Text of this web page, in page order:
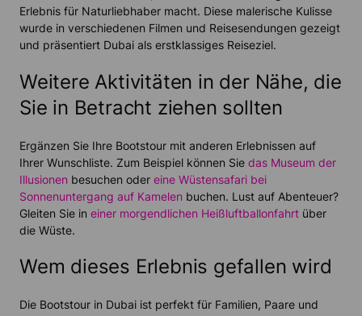
Erlebnis für Naturliebhaber macht. Diese malerische Kulisse
wurde in verschiedenen Filmen und Reisesendungen gezeigt
und präsentiert Dubai als erstklassiges Reiseziel.
Weitere Aktivitäten in der Nähe, die
Sie in Betracht ziehen sollten
Ergänzen Sie Ihre Bootstour mit anderen Erlebnissen auf
Ihrer Wunschliste. Zum Beispiel können Sie das Museum der
Illusionen besuchen oder eine Wüstensafari bei
Sonnenuntergang auf Kamelen buchen. Lust auf Abenteuer?
Gleiten Sie in einer morgendlichen Heißluftballonfahrt über
die Wüste.
Wem dieses Erlebnis gefallen wird
Die Bootstour in Dubai ist perfekt für Familien, Paare und